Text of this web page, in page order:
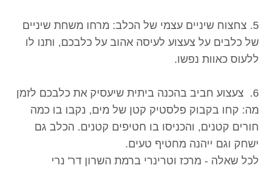
5. צחצוח שיניים עצמי של הכלב: מרחו משחת שיניים
של כלבים על צעצוע לעיסה אהוב על כלבכם, ותנו לו
ללעוס כאוות נפשו.
6. צעצוע חביב בהכנה ביתית שיעסיק את כלבכם לזמן
מה: קחו בקבוק פלסטיק קטן של מים, נקבו בו כמה
חורים קטנים, והכניסו בו חטיפים קטנים. הכלב גם
ישחק וגם ייהנה מחטיף טעים.
לכל שאלה - מרכז וטרינרי ברמת השרון דר' נרי